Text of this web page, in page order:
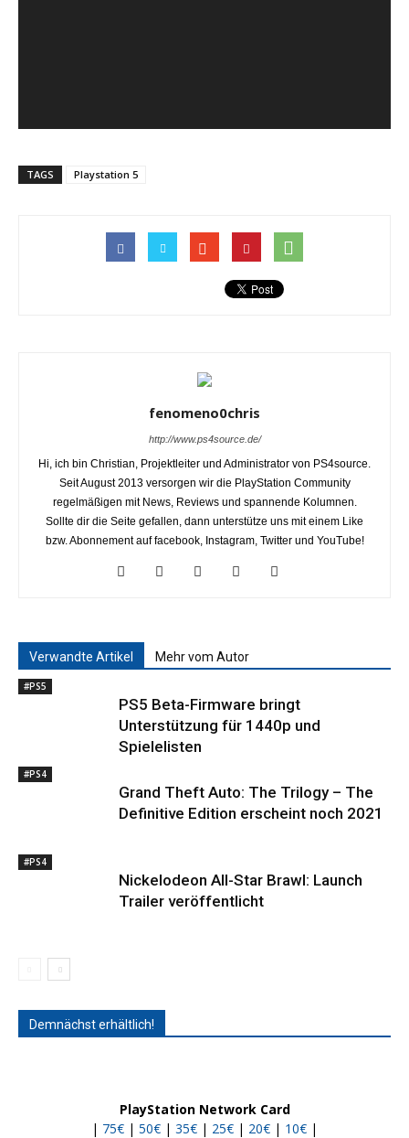
TAGS Playstation 5
fenomeno0chris
http://www.ps4source.de/
Hi, ich bin Christian, Projektleiter und Administrator von PS4source.
Seit August 2013 versorgen wir die PlayStation Community
regelmäßigen mit News, Reviews und spannende Kolumnen.
Sollte dir die Seite gefallen, dann unterstütze uns mit einem Like
bzw. Abonnement auf facebook, Instagram, Twitter und YouTube!
Verwandte Artikel Mehr vom Autor
#PS5
PS5 Beta-Firmware bringt
Unterstützung für 1440p und
Spielelisten
#PS4
Grand Theft Auto: The Trilogy – The
Definitive Edition erscheint noch 2021
#PS4
Nickelodeon All-Star Brawl: Launch
Trailer veröffentlicht
Demnächst erhältlich!
PlayStation Network Card
| 75€ | 50€ | 35€ | 25€ | 20€ | 10€ |